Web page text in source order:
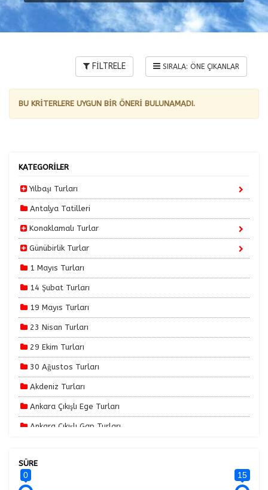
FİLTRELE
BU KRİTERLERE UYGUN BİR ÖNERİ BULUNAMADI.
KATEGORİLER
Yılbaşı Turları
Antalya Tatilleri
Konaklamalı Turlar
Günübirlik Turlar
1 Mayıs Turları
14 Şubat Turları
19 Mayıs Turları
23 Nisan Turları
29 Ekim Turları
30 Ağustos Turları
Akdeniz Turları
Ankara Çıkışlı Ege Turları
Ankara Çıkışlı Gap Turları
Ankara Çıkışlı Turlar
Ankara Çıkışlı Yılbaşı Özel Turlar
SÜRE
0 15